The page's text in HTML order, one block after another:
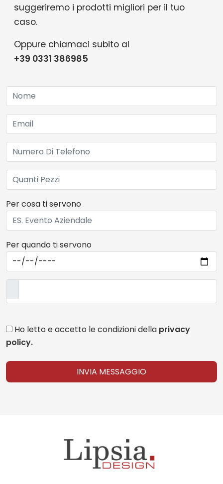
suggeriremo i prodotti migliori per il tuo
caso.
Oppure chiamaci subito al
+39 0331 386985
Per cosa ti servono
Per quando ti servono
Ho letto e accetto le condizioni della privacy
policy.
INVIA MESSAGGIO